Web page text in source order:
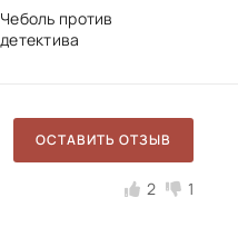
Чеболь против
детектива
ОСТАВИТЬ ОТЗЫВ
2 1